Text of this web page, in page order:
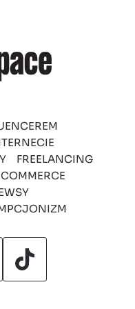
FREELANCING